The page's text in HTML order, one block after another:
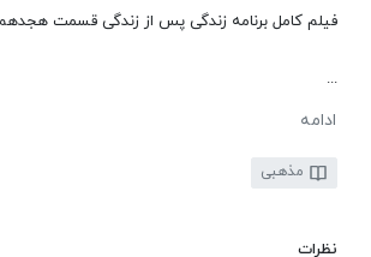
فیلم کامل برنامه زندگی پس از زندگی قسمت هجدهم، ۹ فروردین
...
ادامه
مذهبی
نظرات